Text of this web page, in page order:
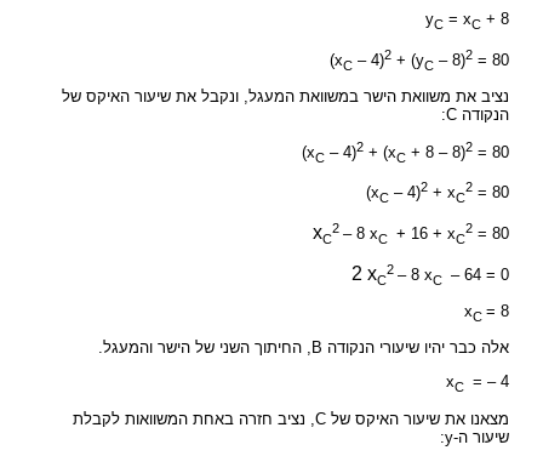
yC = xC + 8
(xC – 4)2 + (yC – 8)2 = 80
נציב את משוואת הישר במשוואת המעגל, ונקבל את שיעור האיקס של
הנקודה C:
(xC – 4)2 + (xC + 8 – 8)2 = 80
(xC – 4)2 + xC
2 = 80
xC
2 – 8 xC + 16 + xC
2 = 80
2 xC
2 – 8 xC – 64 = 0
xC= 8
אלה כבר יהיו שיעורי הנקודה B, החיתוך השני של הישר והמעגל.
xC = – 4
מצאנו את שיעור האיקס של C, נציב חזרה באחת המשוואות לקבלת
שיעור ה-y: